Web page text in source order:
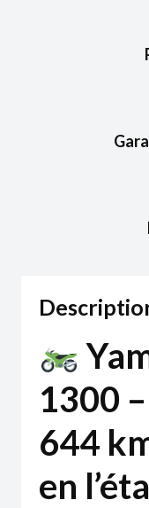
1300
644
en